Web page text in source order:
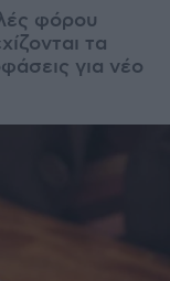
φόρου
τα
για νέο